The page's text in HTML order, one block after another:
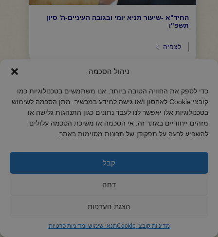
ניהול הסכמה
כדי לספק את החוויה הטובה ביותר, אנו משתמשים בטכנולוגיות כמו
קובצי Cookie לאחסון ו/או גישה למידע במכשיר. מתן הסכמה לשימוש
בטכנולוגיות אלו יאפשר לנו לעבד נתונים כגון התנהגות גלישה או
מזהים ייחודיים באתר זה. אי הסכמה או משיכת הסכמה עלולים
להשפיע לרעה על תפקודן של תכונות מסוימות באתר.
קבל
דחה
הצגת העדפות
מדיניות קובצי Cookie תנאי שימוש ומדיניות פרטיות
החיד"א -שיעור תניא יומי ובגובה העיניים-ה' סיון
תשפ"ו
לצפיה